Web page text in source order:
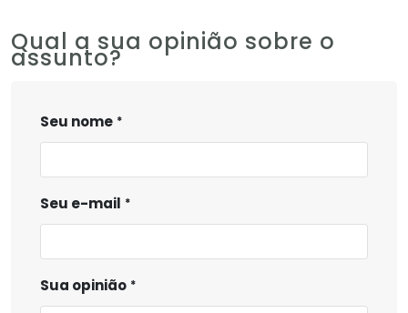
Qual a sua opinião sobre o
assunto?
Seu nome
Seu e-mail
Sua opinião